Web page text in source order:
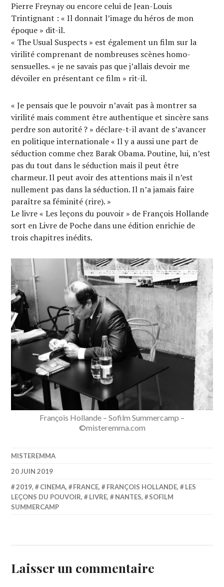
Pierre Freynay ou encore celui de Jean-Louis
Trintignant : « Il donnait l’image du héros de mon
époque » dit-il.
« The Usual Suspects » est également un film sur la
virilité comprenant de nombreuses scènes homo-
sensuelles. « je ne savais pas que j’allais devoir me
dévoiler en présentant ce film » rit-il.
« Je pensais que le pouvoir n’avait pas à montrer sa
virilité mais comment être authentique et sincère sans
perdre son autorité ? » déclare-t-il avant de s’avancer
en politique internationale « Il y a aussi une part de
séduction comme chez Barak Obama. Poutine, lui, n’est
pas du tout dans le séduction mais il peut être
charmeur. Il peut avoir des attentions mais il n’est
nullement pas dans la séduction. Il n’a jamais faire
paraître sa féminité (rire). »
Le livre « Les leçons du pouvoir » de François Hollande
sort en Livre de Poche dans une édition enrichie de
trois chapitres inédits.
François Hollande – Sofilm Summercamp –
©misteremma.com
MISTEREMMA
20 JUIN 2019
2019, CINEMA, FRANCE, FRANÇOIS HOLLANDE,
LES
LEÇONS DU POUVOIR, LIVRE, NANTES,
SOFILM
SUMMERCAMP
Laisser un commentaire